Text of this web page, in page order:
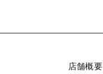
店舗概要